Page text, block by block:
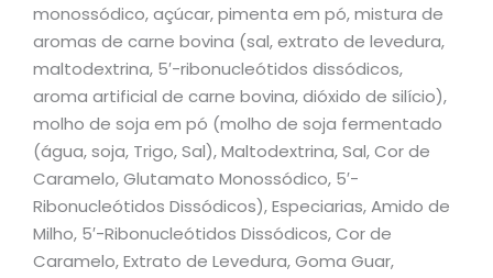
monossódico, açúcar, pimenta em pó, mistura de
aromas de carne bovina (sal, extrato de levedura,
maltodextrina, 5′-ribonucleótidos dissódicos,
aroma artificial de carne bovina, dióxido de silício),
molho de soja em pó (molho de soja fermentado
(água, soja, Trigo, Sal), Maltodextrina, Sal, Cor de
Caramelo, Glutamato Monossódico, 5′-
Ribonucleótidos Dissódicos), Especiarias, Amido de
Milho, 5′-Ribonucleótidos Dissódicos, Cor de
Caramelo, Extrato de Levedura, Goma Guar,